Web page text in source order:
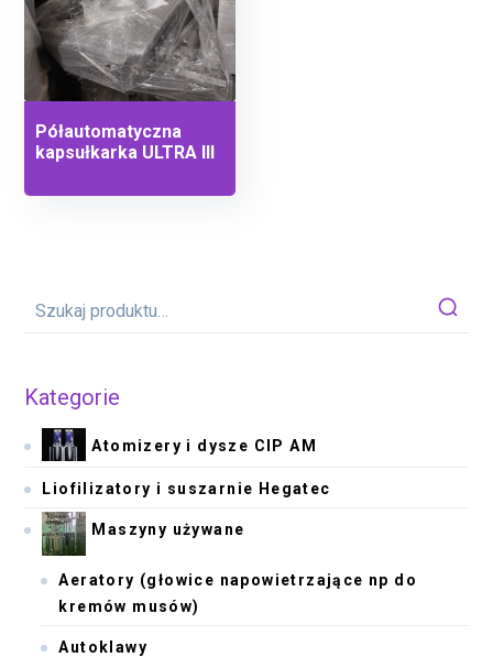
Półautomatyczna
kapsułkarka ULTRA III
Kategorie
Atomizery i dysze CIP AM
Liofilizatory i suszarnie Hegatec
Maszyny używane
Aeratory (głowice napowietrzające np do
kremów musów)
Autoklawy